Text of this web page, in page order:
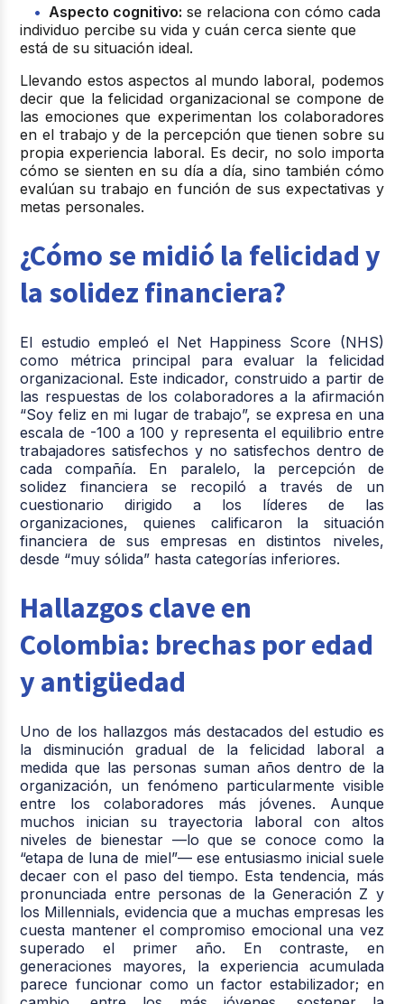
Aspecto cognitivo: se relaciona con cómo cada
individuo percibe su vida y cuán cerca siente que
está de su situación ideal.
Llevando estos aspectos al mundo laboral, podemos
decir que lafelicidad organizacionalse compone de
las emociones que experimentan los colaboradores
en el trabajo y de la percepción que tienen sobre su
propia experiencia laboral. Es decir, no solo importa
cómo se sienten en su día a día, sino también cómo
evalúan su trabajo en función de sus expectativas y
metas personales.
¿Cómo se midió la felicidad y
la solidez financiera?
El estudio empleó el Net Happiness Score (NHS)
como métrica principal para evaluar la felicidad
organizacional. Este indicador, construido a partir de
las respuestas de los colaboradores a la afirmación
“Soy feliz en mi lugar de trabajo”, se expresa en una
escala de -100 a 100 y representa el equilibrio entre
trabajadores satisfechos y no satisfechos dentro de
cada compañía. En paralelo, la percepción de
solidez financiera se recopiló a través de un
cuestionario dirigido a los líderes de las
organizaciones, quienes calificaron la situación
financiera de sus empresas en distintos niveles,
desde “muy sólida” hasta categorías inferiores.
Hallazgos clave en
Colombia: brechas por edad
y antigüedad
Uno de los hallazgos más destacados del estudio es
la disminución gradual de la felicidad laboral a
medida que las personas suman años dentro de la
organización, un fenómeno particularmente visible
entre los colaboradores más jóvenes. Aunque
muchos inician su trayectoria laboral con altos
niveles de bienestar —lo que se conoce como la
“etapa de luna de miel”— ese entusiasmo inicial suele
decaer con el paso del tiempo. Esta tendencia, más
pronunciada entre personas de la Generación Z y
los Millennials, evidencia que a muchas empresas les
cuesta mantener el compromiso emocional una vez
superado el primer año. En contraste, en
generaciones mayores, la experiencia acumulada
parece funcionar como un factor estabilizador; en